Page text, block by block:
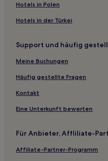
Hotels in Polen
Hotels in der Türkei
Support und häufig
Meine Buchungen
Häufig gestellte Fragen
Kontakt
Eine Unterkunft bewerten
Für Anbieter, Affliliate-
Affiliate-Partner-Programm